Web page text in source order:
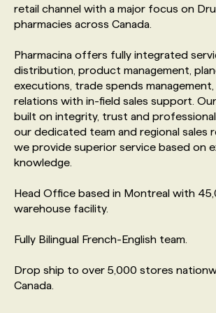
FAQ
ANNONCEZ AVEC NOUS
retail channel with a major focus on
pharmacies across Canada.
Pharmacina offers fully integrated
distribution, product management,
executions, trade spends
relations with in-field sales support.
built on integrity, trust and
our dedicated team and regional sales
we provide superior service based on
knowledge.
Head Office based in Montreal with
warehouse facility.
Fully Bilingual French-English team.
Drop ship to over 5,000 stores
Canada.